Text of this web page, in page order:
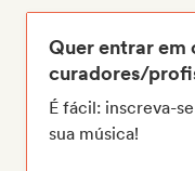
Quer entrar em
curadores/
É fácil: inscreva-
sua música!